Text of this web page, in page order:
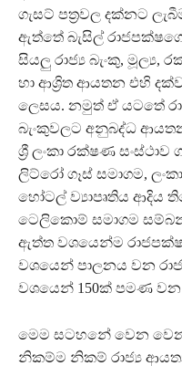
ගැසට් පත්‍රවල දක්නට
ඇත්තේ බැසිල්
සියලු රාජ්‍ය බැංකු, මූල්‍ය,
හා ආශ්‍රිත ආයතන එහි
ලෙසය. නමුත් ඒ යටතේ
බැංකුවලට අනුබද්ධ
ශ්‍රී ලංකා රක්ෂණ
ලිට්රෝ ගෑස් සමාගම,
හෝටල් ව්‍යාපෘතිය ආදිය
ටෙලිකොම් සමාගම
ඇත්ත වශයෙන්ම
වශයෙන් පාලනය වන
වශයෙන් 150ක් පමණ වන
මෙම සටහනේ වෙන
නිකම්ම නිකම් රාජ්‍ය